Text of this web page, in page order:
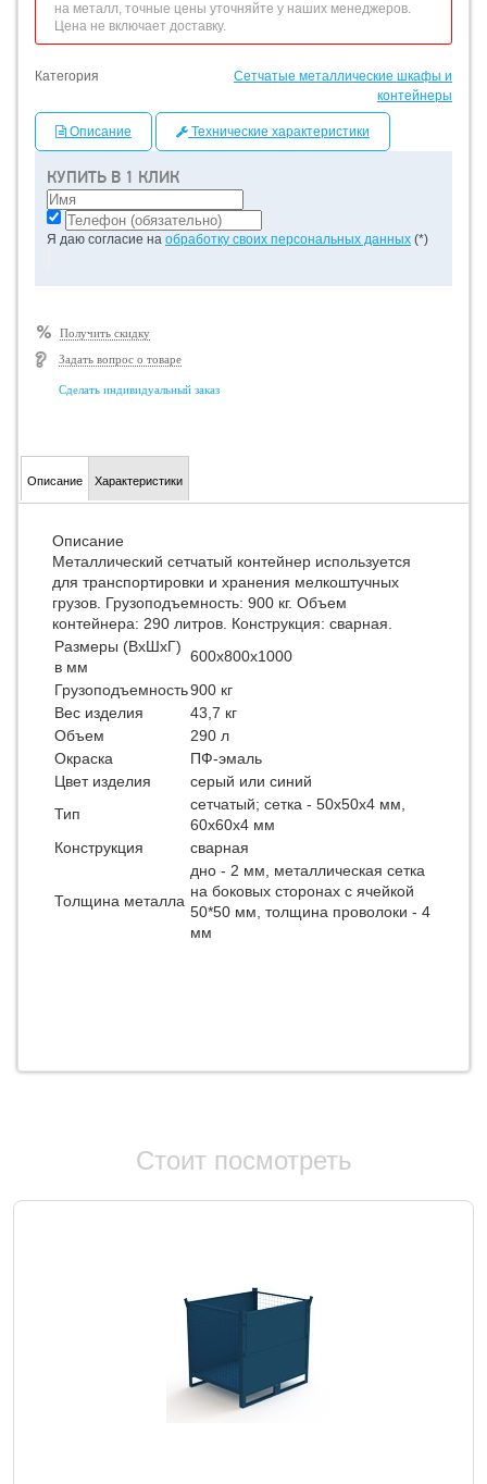
КУПИТЬ В 1 КЛИК
Я даю согласие на обработку своих персональных данных (*)
Получить скидку
Задать вопрос о товаре
Сделать индивидуальный заказ
на металл, точные цены уточняйте у наших менеджеров.
Цена не включает доставку.
Категория
Сетчатые металлические шкафы и
контейнеры
Описание Технические характеристики
Описание Характеристики
Описание
Металлический сетчатый контейнер используется
для транспортировки и хранения мелкоштучных
грузов. Грузоподъемность: 900 кг. Объем
контейнера: 290 литров. Конструкция: сварная.
Размеры (ВхШхГ)
в мм
600х800х1000
Грузоподъемность900 кг
Вес изделия
43,7 кг
Объем
290 л
Окраска
ПФ-эмаль
Цвет изделия
серый или синий
Тип
сетчатый; сетка - 50х50х4 мм,
60х60х4 мм
Конструкция
сварная
Толщина металла
дно - 2 мм, металлическая сетка
на боковых сторонах с ячейкой
50*50 мм, толщина проволоки - 4
мм
Стоит посмотреть